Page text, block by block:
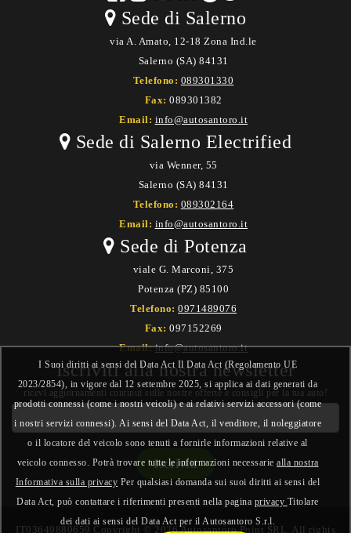
Sede di Salerno
via A. Amato, 12-18 Zona Ind.le
Salerno (SA) 84131
Telefono: 089301330
Fax: 089301382
Email: info@autosantoro.it
Sede di Salerno Electrified
via Wenner, 55
Salerno (SA) 84131
Telefono: 089302164
Email: info@autosantoro.it
Sede di Potenza
viale G. Marconi, 375
Potenza (PZ) 85100
Telefono: 0971489076
Fax: 097152269
Email:info@autosantoro.it
Iscriviti alla nostra newsletter
ricevi aggiornamenti continui sulle nostre offerte e consigli per la tua auto!
IT03649880659 Copyright © 2026 Autosantoro Point SRL. All rights
I Suoi diritti ai sensi del Data Act Il Data Act (Regolamento UE
2023/2854), in vigore dal 12 settembre 2025, si applica ai dati generati da
prodotti connessi (come i nostri veicoli) e ai relativi servizi accessori (come
i nostri servizi connessi). Ai sensi del Data Act, il venditore, il noleggiatore
o il locatore del veicolo sono tenuti a fornirle informazioni relative al
veicolo connesso. Potrà trovare tutte le informazioni necessarie alla nostra
Informativa sulla privacy Per qualsiasi domanda sui suoi diritti ai sensi del
Data Act, può contattare i riferimenti presenti nella pagina privacy Titolare
dei dati ai sensi del Data Act per il Autosantoro S.r.l.